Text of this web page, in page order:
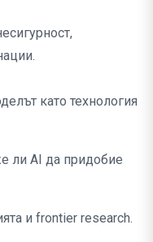
като технология
ли AI да придобие
и frontier research.